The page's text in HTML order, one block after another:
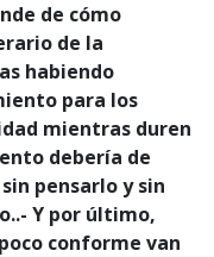
de cómo
de la
habiendo
para los
mientras duren
debería de
pensarlo y sin
Y por último,
conforme van